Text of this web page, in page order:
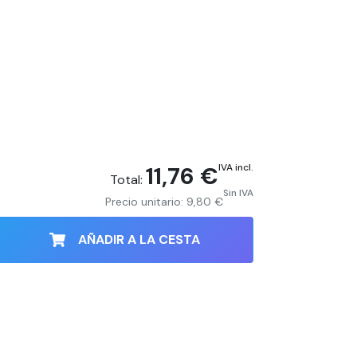
Total: 11,76 €IVA incl.
Precio unitario: 9,80 €
Sin IVA
AÑADIR A LA CESTA